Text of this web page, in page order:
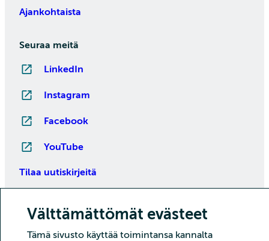
Välttämättömät evästeet
Tämä sivusto käyttää toimintansa kannalta
Ajankohtaista
Seuraa meitä
LinkedIn
Instagram
Facebook
YouTube
Tilaa uutiskirjeitä